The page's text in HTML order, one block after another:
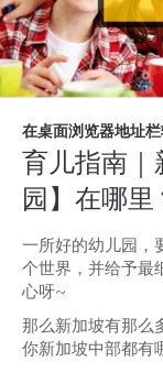
在桌面浏览器地址栏
育儿指南｜
园】在哪里
一所好的幼儿园，
个世界，并给予最
心呀~
那么新加坡有那么
你新加坡中部都有